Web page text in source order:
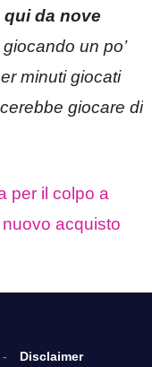
da nove
un po’
minuti giocati
giocare di
per il colpo a
acquisto
Disclaimer